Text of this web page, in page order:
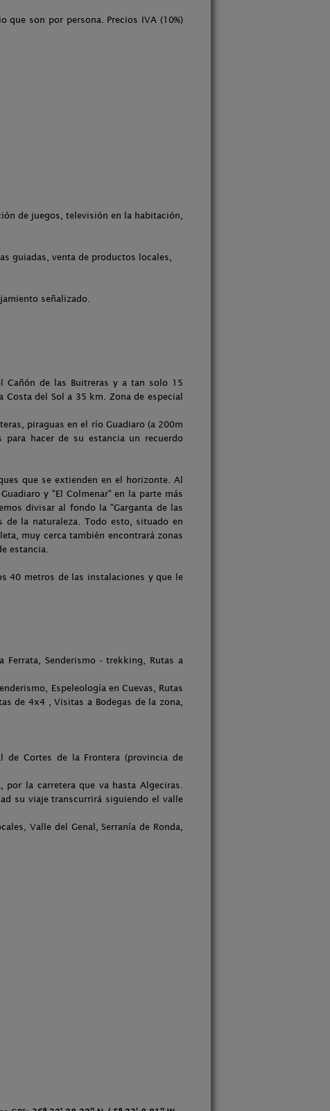
son por persona. Precios IVA (10%)
de juegos, televisión en la habitación,
guiadas, venta de productos locales,
señalizado.
Cañón de las Buitreras y a tan solo 15
del Sol a 35 km. Zona de especial
piraguas en el río Guadiaro (a 200m
hacer de su estancia un recuerdo
que se extienden en el horizonte. Al
y "El Colmenar" en la parte más
divisar al fondo la "Garganta de las
de la naturaleza. Todo esto, situado en
muy cerca también encontrará zonas
estancia.
40 metros de las instalaciones y que le
Ferrata, Senderismo - trekking, Rutas a
Espeleología en Cuevas, Rutas
de 4x4 , Visitas a Bodegas de la zona,
de Cortes de la Frontera (provincia de
por la carretera que va hasta Algeciras.
su viaje transcurrirá siguiendo el valle
Valle del Genal, Serranía de Ronda,